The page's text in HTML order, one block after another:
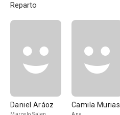
Reparto
Daniel Aráoz Camila Murias